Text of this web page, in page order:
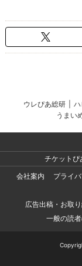
ウレぴあ総研
うまい
チケットぴ
会社案内
プライ
広告出稿・お取
一般の読